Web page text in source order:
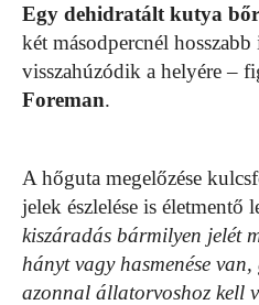
Egy dehidratált kutya
két másodpercnél
visszahúzódik a helyére –
Foreman.
A hőguta megelőzése
jelek észlelése is életmentő
kiszáradás bármilyen jelét
hányt vagy hasmenése
azonnal állatorvoshoz kell